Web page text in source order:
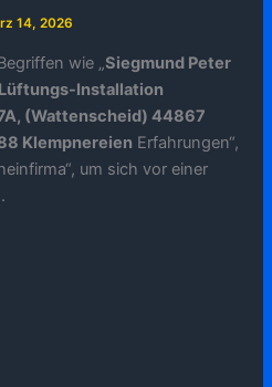
14, 2026
wie „Siegmund Peter
Installation
(Wattenscheid) 44867
Klempnereien Erfahrungen“,
um sich vor einer